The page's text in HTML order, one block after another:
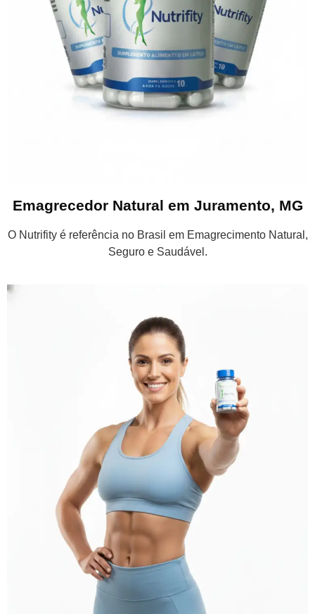
Emagrecedor Natural em Juramento, MG
O Nutrifity é referência no Brasil em Emagrecimento Natural,
Seguro e Saudável.